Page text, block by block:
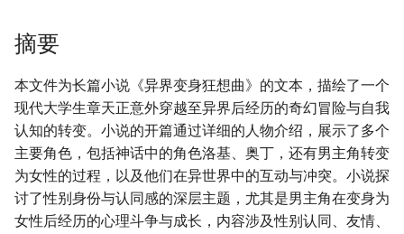
摘要
本文件为长篇小说《异界变身狂想曲》的文本，描绘了一个
现代大学生章天正意外穿越至异界后经历的奇幻冒险与自我
认知的转变。小说的开篇通过详细的人物介绍，展示了多个
主要角色，包括神话中的角色洛基、奥丁，还有男主角转变
为女性的过程，以及他们在异世界中的互动与冲突。小说探
讨了性别身份与认同感的深层主题，尤其是男主角在变身为
女性后经历的心理斗争与成长，内容涉及性别认同、友情、